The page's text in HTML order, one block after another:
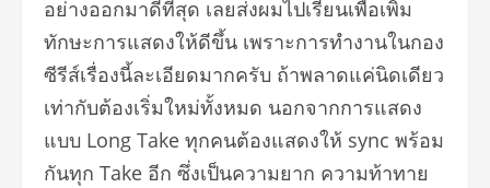
อย่างออกมาดีที่สุด เลยส่งผมไปเรียนเพื่อเพิ่ม
ทักษะการแสดงให้ดีขึ้น เพราะการทำงานในกอง
ซีรีส์เรื่องนี้ละเอียดมากครับ ถ้าพลาดแค่นิดเดียว
เท่ากับต้องเริ่มใหม่ทั้งหมด นอกจากการแสดง
แบบ Long Take ทุกคนต้องแสดงให้ sync พร้อม
กันทุก Take อีก ซึ่งเป็นความยาก ความท้าทาย